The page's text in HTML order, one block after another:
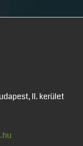
II. kerület